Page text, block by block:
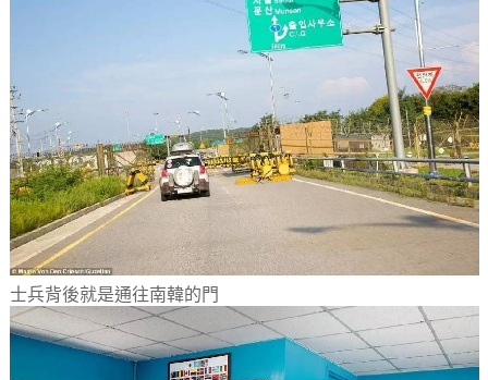
士兵背後就是通往南韓的門